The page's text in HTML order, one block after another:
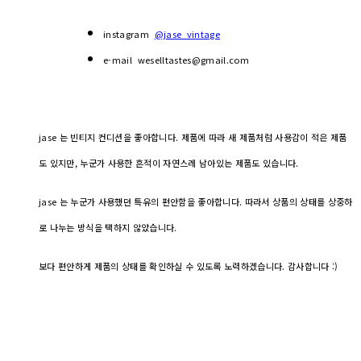
instagram @jase_vintage
e-mail weselltastes@gmail.com
jase 는 빈티지 컨디션을 좋아합니다. 제품에 따라 새 제품처럼 사용감이 적은 제품
도 있지만, 누군가 사용한 흔적이 자연스레 남아있는 제품도 있습니다.
jase 는 누군가 사용했던 특유의 편안함을 좋아합니다. 따라서 상품의 상태를 상중하
로 나누는 방식을 택하지 않았습니다.
보다 편안하게 제품의 상태를 확인하실 수 있도록 노력하겠습니다. 감사합니다 :)